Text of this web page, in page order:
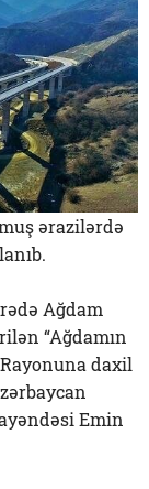
ərazilərdə
Ağdam
“Ağdamın
daxil
Emin